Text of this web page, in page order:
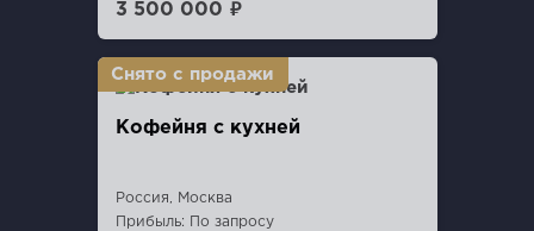
3 500 000 ₽
Кофейня с кухней
Россия, Москва
Прибыль: По запросу